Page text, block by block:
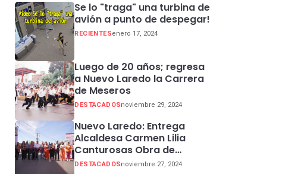
Se lo "traga" una turbina de
avión a punto de despegar!
RECIENTESenero 17, 2024
Luego de 20 años; regresa
a Nuevo Laredo la Carrera
de Meseros
DESTACADOSnoviembre 29, 2024
Nuevo Laredo: Entrega
Alcaldesa Carmen Lilia
Canturosas Obra de
Rehabilitación de Colector
DESTACADOSnoviembre 27, 2024